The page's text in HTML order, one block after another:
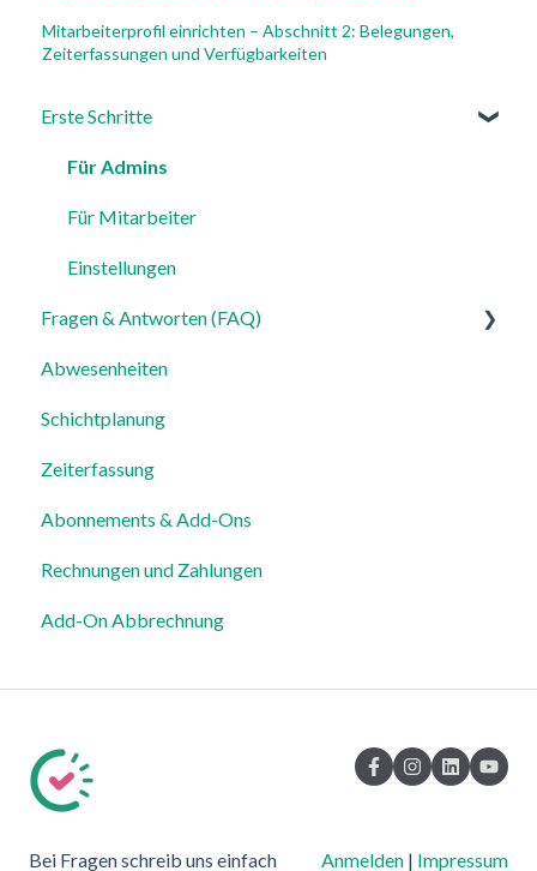
Mitarbeiterprofil einrichten – Abschnitt 2: Belegungen,
Zeiterfassungen und Verfügbarkeiten
Erste Schritte
Für Admins
Für Mitarbeiter
Einstellungen
Fragen & Antworten (FAQ)
Login, Account & Sicherheit
Mitarbeiterverwaltung
Mitarbeiterprofile & Stammdaten
Standorte & Arbeitsbereiche
Zeiterfassung, Soll-Stunden & Abwesenheiten
Dienstplanung & Spezialfälle
Export
Abwesenheiten
Schichtplanung
Zeiterfassung
Abonnements & Add-Ons
Rechnungen und Zahlungen
Add-On Abbrechnung
Bei Fragen schreib uns einfach Anmelden | Impressum